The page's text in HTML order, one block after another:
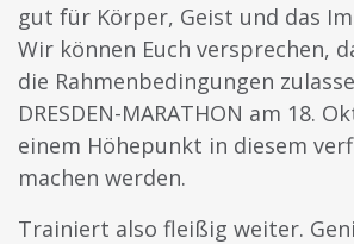
gut für Körper, Geist und das
Wir können Euch versprechen,
die Rahmenbedingungen
DRESDEN-MARATHON am 18.
einem Höhepunkt in diesem
machen werden.
Trainiert also fleißig weiter.